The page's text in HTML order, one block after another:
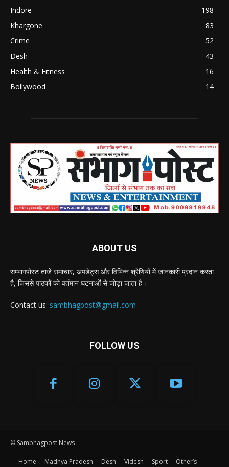
Indore
198
Khargone
83
Crime
52
Desh
43
Health & Fitness
16
Bollywood
14
ABOUT US
सम्भागपोस्ट ताजे समाचार, अपडेट्स और विभिन्न श्रेणियों में जानकारी प्रदान करता
है, जिससे पाठकों को वर्तमान घटनाओं से जोड़ा जाता है।
Contact us: sambhagpost@gmail.com
FOLLOW US
© Sambhagpost News
Home Madhya Pradesh Desh Videsh Sport Other’s